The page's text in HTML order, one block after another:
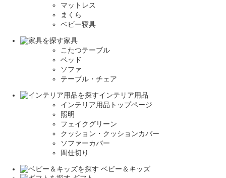
マットレス
まくら
ベビー寝具
家具
こたつテーブル
ベッド
ソファ
テーブル・チェア
インテリア用品
インテリア用品トップページ
照明
フェイクグリーン
クッション・クッションカバー
ソファーカバー
間仕切り
ベビー＆キッズ